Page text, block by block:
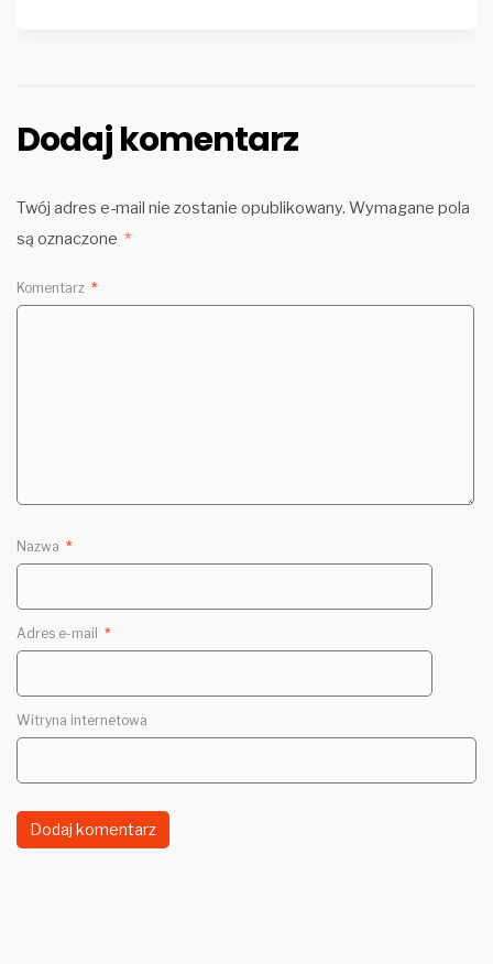
Dodaj komentarz
Twój adres e-mail nie zostanie opublikowany. Wymagane pola
są oznaczone *
Komentarz *
Nazwa *
Adres e-mail *
Witryna internetowa